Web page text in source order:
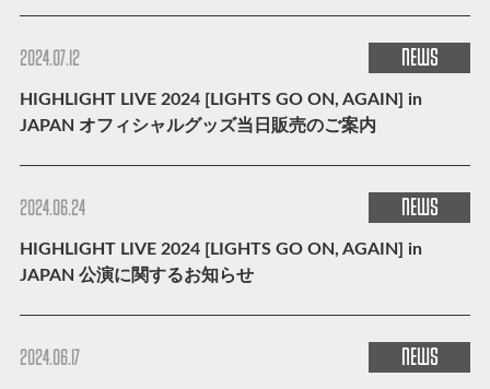
2024.07.12 NEWS
HIGHLIGHT LIVE 2024 [LIGHTS GO ON, AGAIN] in
JAPAN オフィシャルグッズ当日販売のご案内
2024.06.24 NEWS
HIGHLIGHT LIVE 2024 [LIGHTS GO ON, AGAIN] in
JAPAN 公演に関するお知らせ
2024.06.17 NEWS